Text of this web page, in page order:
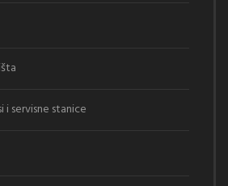
i servisne stanice